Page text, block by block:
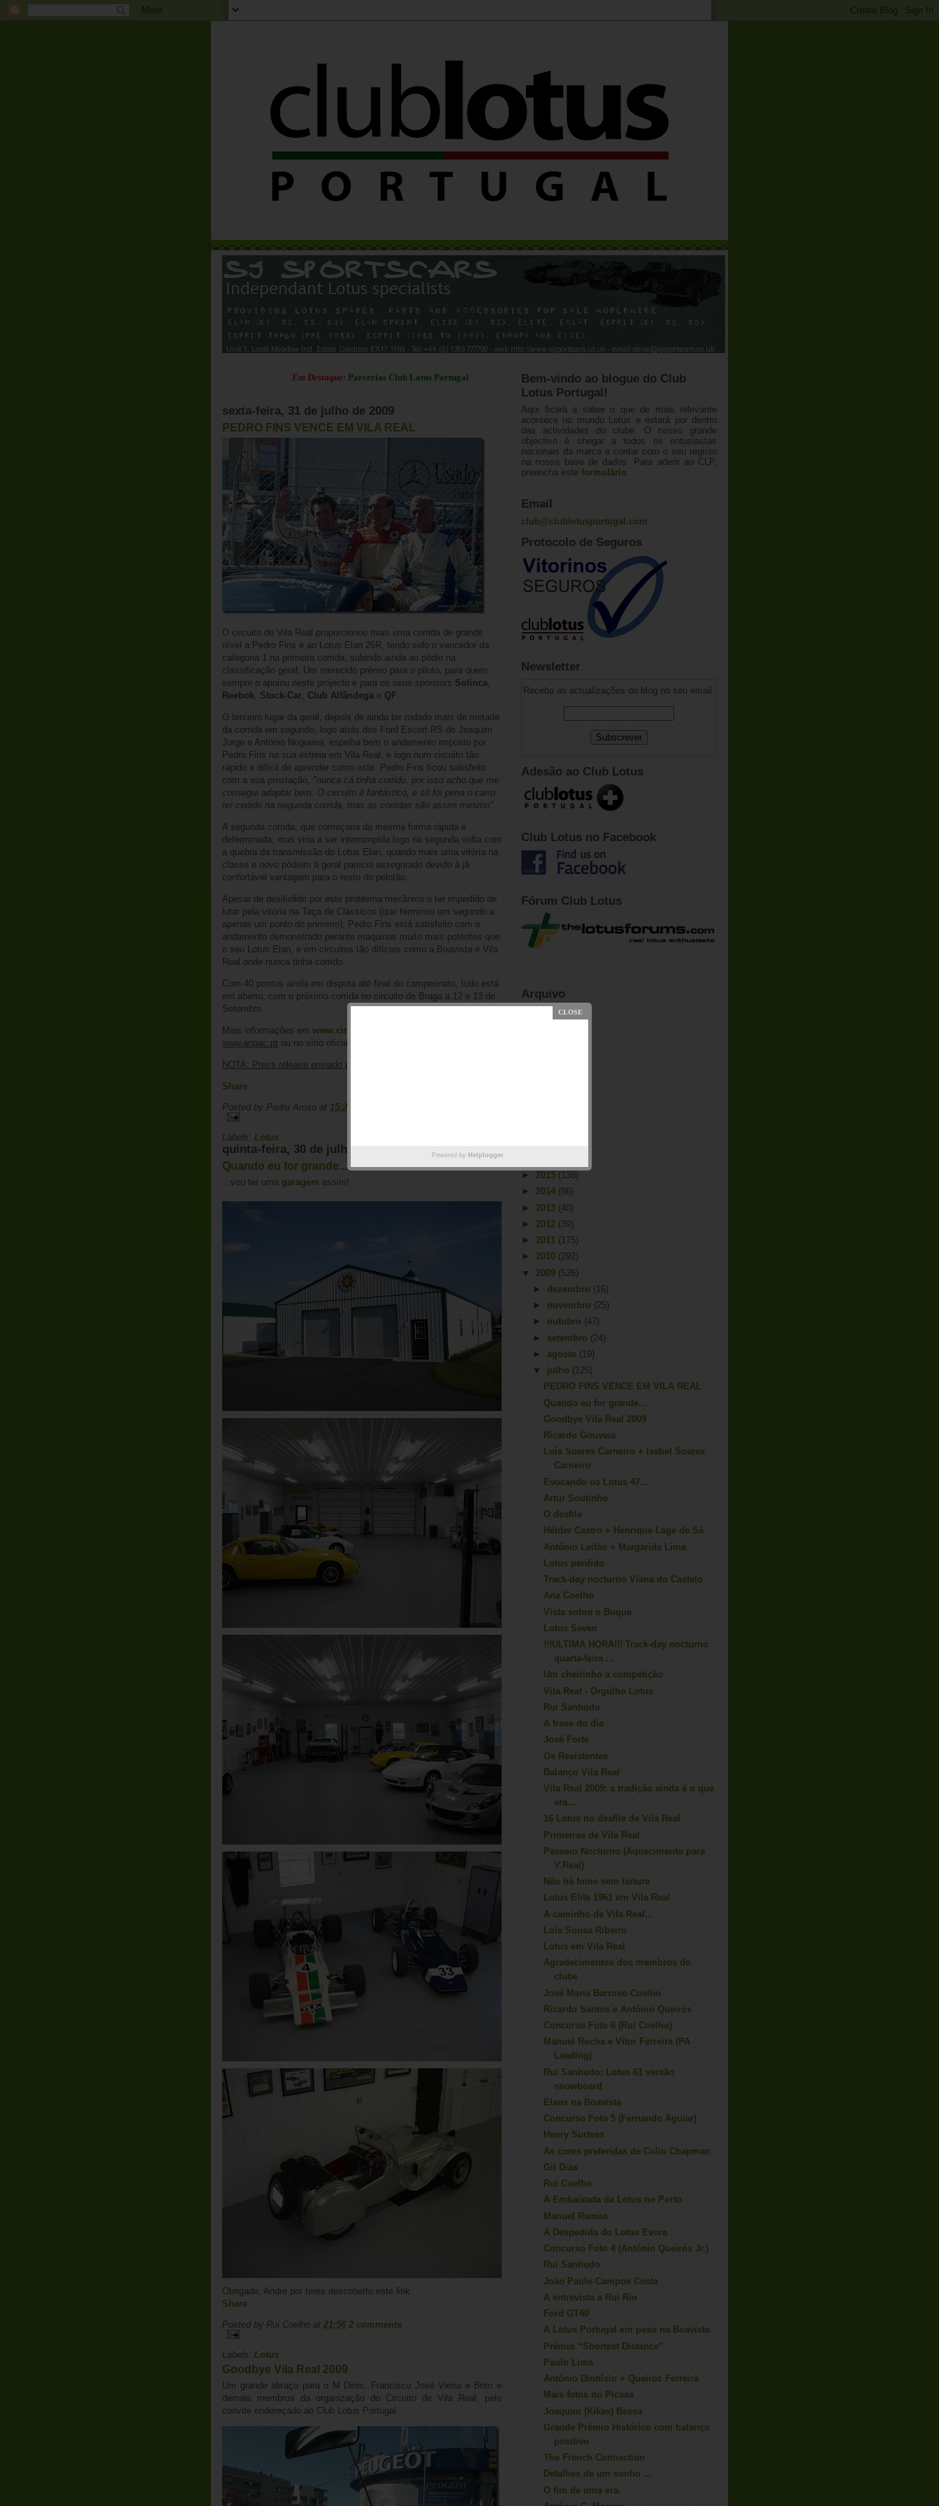
Em Destaque: Parcerias Club Lotus Portugal
sexta-feira, 31 de julho de 2009
PEDRO FINS VENCE EM VILA REAL
O circuito de Vila Real proporcionou mais uma corrida de grande
nível a Pedro Fins e ao Lotus Elan 26R, tendo sido o vencedor da
categoria 1 na primeira corrida, subindo ainda ao pódio na
classificação geral. Um merecido prémio para o piloto, para quem
sempre o apoiou neste projecto e para os seus sponsors Solinca
Reebok
Stock-Car Club Alfândega e QF
O terceiro lugar da geral, depois de ainda ter rodado mais de metade
da corrida em segundo, logo atrás dos Ford Escort RS de Joaquim
Jorge e António Nogueira, espelha bem o andamento imposto por
Pedro Fins na sua estreia em Vila Real, e logo num circuito tão
rápido e difícil de aprender como este. Pedro Fins ficou satisfeito
com a sua prestação, "nunca cá tinha corrido, por isso acho que me
consegui adaptar bem. O circuito é fantástico, e só foi pena o carro
ter cedido na segunda corrida, mas as corridas são assim mesmo"
A segunda corrida, que começaria da mesma forma rápida e
determinada, mas viria a ser interrompida logo na segunda volta com
a quebra da transmissão do Lotus Elan, quando mais uma vitória na
classe e novo pódium à geral parecia assegurado devido à já
confortável vantagem para o resto do pelotão.
Apesar de desiludido por este problema mecânico o ter impedido de
lutar pela vitória na Taça de Clássicos (que terminou em segundo a
apenas um ponto do primeiro), Pedro Fins está satisfeito com o
andamento demonstrado perante máquinas muito mais potentes que
o seu Lotus Elan, e em circuitos tão difíceis como a Boavista e Vila
Real onde nunca tinha corrido.
Com 40 pontos ainda em disputa até final do campeonato, tudo está
em aberto, com o próximo corrida no circuito de Braga a 12 e 13 de
Setembro.
Mais informações em www.circuitodevilareal.com
www.anpac.pt ou no sítio oficial do piloto em
NOTA: Press release enviado por Ricardo Ledo
Share
Posted by Pedro Aroso at 15:27
Labels: Lotus
quinta-feira, 30 de julho de 2009
Quando eu for grande...
...vou ter uma garagem assim!
Obrigado, André por teres descoberto este link.
Share
Posted by Rui Coelho at 21:56 2 comments
Labels: Lotus
Goodbye Vila Real 2009
Um grande abraço para o M Dinis, Francisco José Vieira e Brito e
demais membros da organização do Circuito de Vila Real, pelo
convite endereçado ao Club Lotus Portugal.
Bem-vindo ao blogue do Club
Lotus Portugal!
Aqui ficará a saber o que de mais relevante
acontece no mundo Lotus e estará por dentro
das actividades do clube. O nosso grande
objectivo é chegar a todos os entusiastas
nacionais da marca e contar com o seu registo
na nossa base de dados. Para aderir ao CLP,
preencha este formulário.
Email
club@clublotusportugal.com
Powered by Helplogger
Protocolo de Seguros
Newsletter
Receba as actualizações do blog no seu email:
Adesão ao Club Lotus
Club Lotus no Facebook
Fórum Club Lotus
Arquivo
(2)
► 2015 (138)
► 2014 (86)
► 2013 (40)
► 2012 (39)
► 2011 (175)
► 2010 (292)
▼ 2009 (526)
► dezembro (16)
► novembro (25)
► outubro (47)
► setembro (24)
► agosto (19)
▼ julho (125)
PEDRO FINS VENCE EM VILA REAL
Quando eu for grande...
Goodbye Vila Real 2009
Ricardo Gouveia
Luís Soares Carneiro + Isabel Soares
Carneiro
Evocando os Lotus 47…
Artur Soutinho
O desfile
Hélder Castro + Henrique Lage de Sá
António Leitão + Margarida Lima
Lotus perdido
Track-day nocturno Viana do Castelo
Ana Coelho
Vista sobre o Boque
Lotus Seven
!!!ULTIMA HORA!!! Track-day nocturno
quarta-feira ...
Um cheirinho a competição
Vila Real - Orgulho Lotus
Rui Sanhudo
A frase do dia
José Forte
Os Resistentes
Balanço Vila Real
Vila Real 2009: a tradição ainda é o que
era...
16 Lotus no desfile de Vila Real
Primeiras de Vila Real
Passeio Nocturno (Aquecimento para
V.Real)
Não há fome sem fartura
Lotus Elite 1961 em Vila Real
A caminho de Vila Real…
Luís Sousa Ribeiro
Lotus em Vila Real
Agradecimentos dos membros do
clube
José Maria Barroso Coelho
Ricardo Santos e António Queirós
Concurso Foto 6 (Rui Coelho)
Manuel Rocha e Vítor Ferreira (PA
Leading)
Rui Sanhudo: Lotus 61 versão
snowboard
Elans na Boavista
Concurso Foto 5 (Fernando Aguiar)
Henry Surtees
As cores preferidas de Colin Chapman
Gil Dias
Rui Coelho
A Embaixada da Lotus no Porto
Manuel Ramos
A Despedida do Lotus Evora
Concurso Foto 4 (António Queirós Jr.)
Rui Sanhudo
João Paulo Campos Costa
A entrevista a Rui Rio
Ford GT40
A Lotus Portugal em peso na Boavista
Prémio “Shortest Distance”
Paulo Lima
António Dionísio + Queiroz Ferreira
Mais fotos no Picasa
Joaquim (Kikas) Bessa
Grande Prémio Histórico com balanço
positivo
The French Connection
Detalhes de um sonho ...
O fim de uma era.